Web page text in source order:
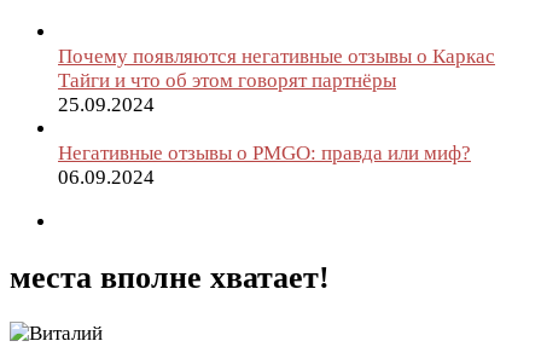
Почему появляются негативные отзывы о Каркас
Тайги и что об этом говорят партнёры
25.09.2024
Негативные отзывы о PMGO: правда или миф?
06.09.2024
места вполне хватает!